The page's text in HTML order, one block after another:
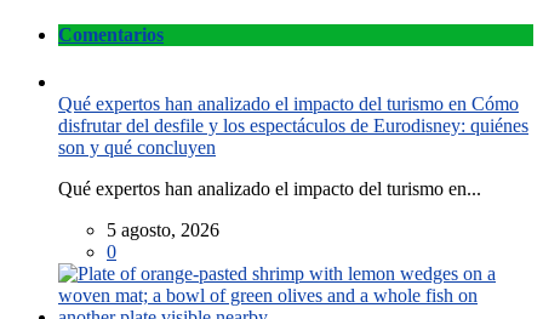
Comentarios
Qué expertos han analizado el impacto del turismo en Cómo
disfrutar del desfile y los espectáculos de Eurodisney: quiénes
son y qué concluyen
Qué expertos han analizado el impacto del turismo en...
5 agosto, 2026
0